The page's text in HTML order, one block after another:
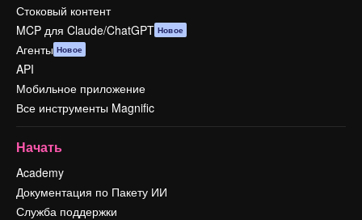
Стоковый контент
MCP для Claude/ChatGPT Новое
Агенты Новое
API
Мобильное приложение
Все инструменты Magnific
Начать
Academy
Документация по Пакету ИИ
Служба поддержки